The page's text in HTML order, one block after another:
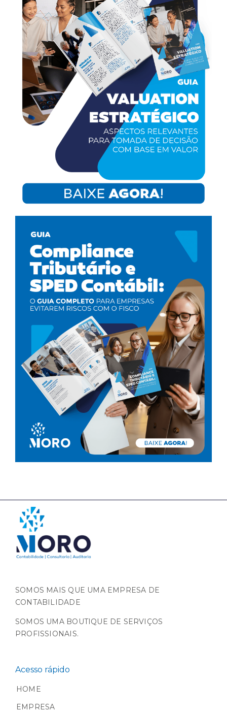
SOMOS MAIS QUE UMA EMPRESA DE
CONTABILIDADE
SOMOS UMA BOUTIQUE DE SERVIÇOS
PROFISSIONAIS.
Acesso rápido
HOME
EMPRESA